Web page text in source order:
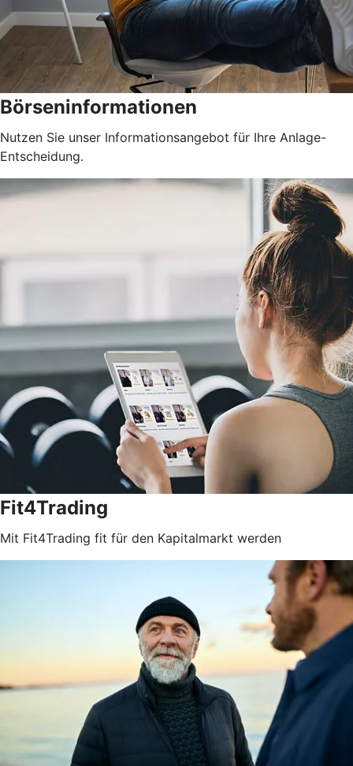
Börseninformationen
Nutzen Sie unser Informationsangebot für Ihre Anlage-
Entscheidung.
Fit4Trading
Mit Fit4Trading fit für den Kapitalmarkt werden